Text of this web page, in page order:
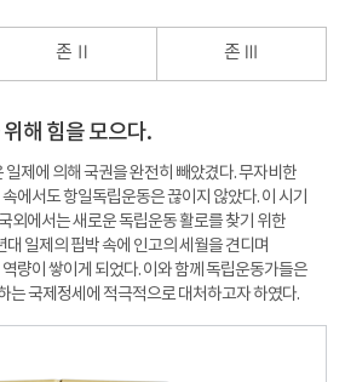
존 Ⅱ 존 Ⅲ
해 힘을 모으다.
제에 의해 국권을 완전히 빼았겼다. 무자비한
에서도 항일독립운동은 끊이지 않았다. 이 시기
외에서는 새로운 독립운동 활로를 찾기 위한
일제의 핍박 속에 인고의 세월을 견디며
량이 쌓이게 되었다. 이와 함께 독립운동가들은
는 국제정세에 적극적으로 대처하고자 하였다.